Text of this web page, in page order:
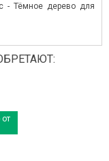
- Тёмное дерево для